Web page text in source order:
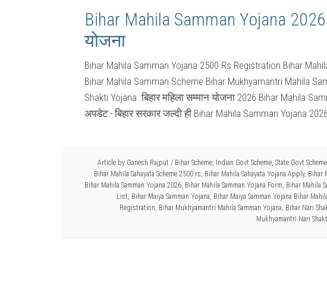
Bihar Mahila Samman Yojana 2026
योजना
Bihar Mahila Samman Yojana 2500 Rs Registration Bihar
Bihar Mahila Samman Scheme Bihar Mukhyamantri Mahila
Shakti Yojana बिहार महिला सम्मान योजना 2026 Bihar Mahila
अपडेट:- बिहार सरकार जल्दी ही Bihar Mahila Samman Yojana
Article by Ganesh Rajput / Bihar Scheme, Indian Govt Scheme, State Govt
Bihar Mahila Sahayata Scheme 2500 rs, Bihar Mahila Sahayata Yojana Apply, Bihar
Bihar Mahila Samman Yojana 2026, Bihar Mahila Samman Yojana Form, Bihar Mahila
List, Bihar Maiya Samman Yojana, Bihar Maiya Samman Yojana Bihar
Registration, Bihar Mukhyamantri Mahila Samman Yojana, Bihar Nari
Mukhyamantri Nari